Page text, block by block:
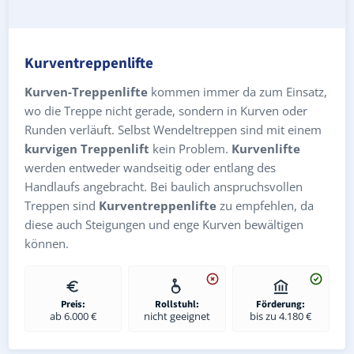
Kurventreppenlifte
Kurven-Treppenlifte kommen immer da zum Einsatz,
wo die Treppe nicht gerade, sondern in Kurven oder
Runden verläuft. Selbst Wendeltreppen sind mit einem
kurvigen Treppenlift kein Problem. Kurvenlifte
werden entweder wandseitig oder entlang des
Handlaufs angebracht. Bei baulich anspruchsvollen
Treppen sind Kurventreppenlifte zu empfehlen, da
diese auch Steigungen und enge Kurven bewältigen
können.
Preis:
ab 6.000 €
Rollstuhl:
nicht geeignet
Förderung:
bis zu 4.180 €